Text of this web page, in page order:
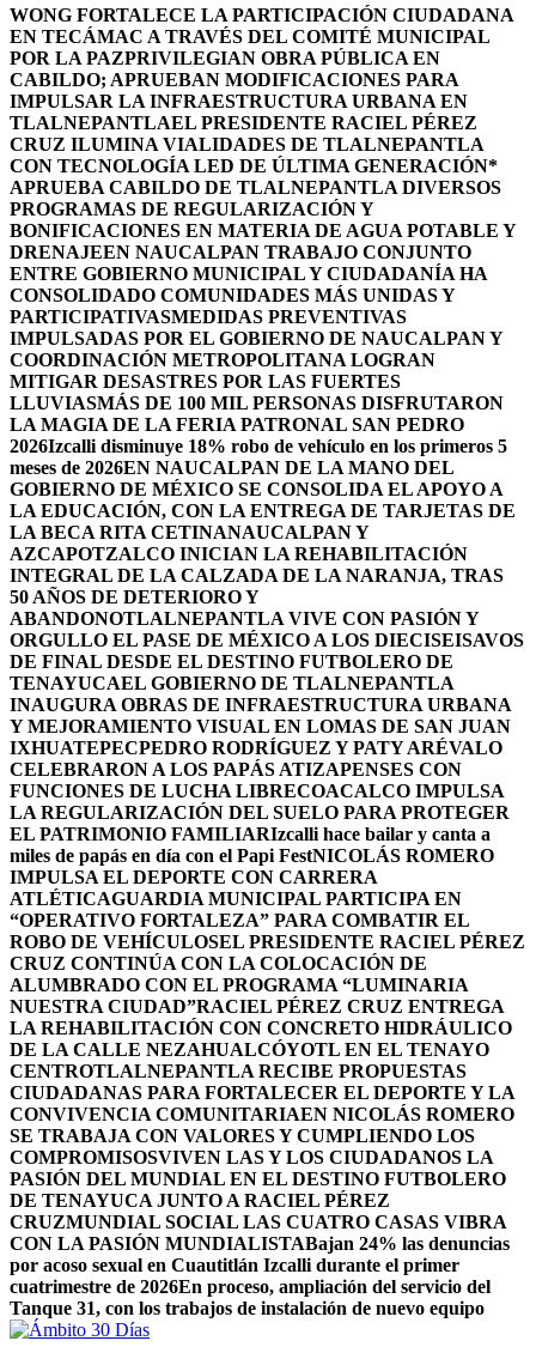
WONG FORTALECE LA PARTICIPACIÓN CIUDADANA
EN TECÁMAC A TRAVÉS DEL COMITÉ MUNICIPAL
POR LA PAZPRIVILEGIAN OBRA PÚBLICA EN
CABILDO; APRUEBAN MODIFICACIONES PARA
IMPULSAR LA INFRAESTRUCTURA URBANA EN
TLALNEPANTLAEL PRESIDENTE RACIEL PÉREZ
CRUZ ILUMINA VIALIDADES DE TLALNEPANTLA
CON TECNOLOGÍA LED DE ÚLTIMA GENERACIÓN*
APRUEBA CABILDO DE TLALNEPANTLA DIVERSOS
PROGRAMAS DE REGULARIZACIÓN Y
BONIFICACIONES EN MATERIA DE AGUA POTABLE Y
DRENAJEEN NAUCALPAN TRABAJO CONJUNTO
ENTRE GOBIERNO MUNICIPAL Y CIUDADANÍA HA
CONSOLIDADO COMUNIDADES MÁS UNIDAS Y
PARTICIPATIVASMEDIDAS PREVENTIVAS
IMPULSADAS POR EL GOBIERNO DE NAUCALPAN Y
COORDINACIÓN METROPOLITANA LOGRAN
MITIGAR DESASTRES POR LAS FUERTES
LLUVIASMÁS DE 100 MIL PERSONAS DISFRUTARON
LA MAGIA DE LA FERIA PATRONAL SAN PEDRO
2026Izcalli disminuye 18% robo de vehículo en los primeros 5
meses de 2026EN NAUCALPAN DE LA MANO DEL
GOBIERNO DE MÉXICO SE CONSOLIDA EL APOYO A
LA EDUCACIÓN, CON LA ENTREGA DE TARJETAS DE
LA BECA RITA CETINANAUCALPAN Y
AZCAPOTZALCO INICIAN LA REHABILITACIÓN
INTEGRAL DE LA CALZADA DE LA NARANJA, TRAS
50 AÑOS DE DETERIORO Y
ABANDONOTLALNEPANTLA VIVE CON PASIÓN Y
ORGULLO EL PASE DE MÉXICO A LOS DIECISEISAVOS
DE FINAL DESDE EL DESTINO FUTBOLERO DE
TENAYUCAEL GOBIERNO DE TLALNEPANTLA
INAUGURA OBRAS DE INFRAESTRUCTURA URBANA
Y MEJORAMIENTO VISUAL EN LOMAS DE SAN JUAN
IXHUATEPECPEDRO RODRÍGUEZ Y PATY ARÉVALO
CELEBRARON A LOS PAPÁS ATIZAPENSES CON
FUNCIONES DE LUCHA LIBRECOACALCO IMPULSA
LA REGULARIZACIÓN DEL SUELO PARA PROTEGER
EL PATRIMONIO FAMILIARIzcalli hace bailar y canta a
miles de papás en día con el Papi FestNICOLÁS ROMERO
IMPULSA EL DEPORTE CON CARRERA
ATLÉTICAGUARDIA MUNICIPAL PARTICIPA EN
“OPERATIVO FORTALEZA” PARA COMBATIR EL
ROBO DE VEHÍCULOSEL PRESIDENTE RACIEL PÉREZ
CRUZ CONTINÚA CON LA COLOCACIÓN DE
ALUMBRADO CON EL PROGRAMA “LUMINARIA
NUESTRA CIUDAD”RACIEL PÉREZ CRUZ ENTREGA
LA REHABILITACIÓN CON CONCRETO HIDRÁULICO
DE LA CALLE NEZAHUALCÓYOTL EN EL TENAYO
CENTROTLALNEPANTLA RECIBE PROPUESTAS
CIUDADANAS PARA FORTALECER EL DEPORTE Y LA
CONVIVENCIA COMUNITARIAEN NICOLÁS ROMERO
SE TRABAJA CON VALORES Y CUMPLIENDO LOS
COMPROMISOSVIVEN LAS Y LOS CIUDADANOS LA
PASIÓN DEL MUNDIAL EN EL DESTINO FUTBOLERO
DE TENAYUCA JUNTO A RACIEL PÉREZ
CRUZMUNDIAL SOCIAL LAS CUATRO CASAS VIBRA
CON LA PASIÓN MUNDIALISTABajan 24% las denuncias
por acoso sexual en Cuautitlán Izcalli durante el primer
cuatrimestre de 2026En proceso, ampliación del servicio del
Tanque 31, con los trabajos de instalación de nuevo equipo